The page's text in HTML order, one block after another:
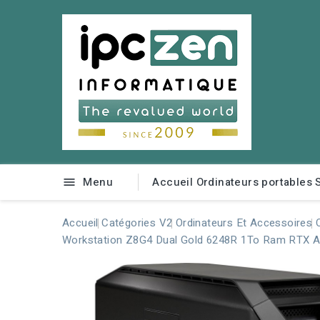
 Menu Accueil Ordinateurs portables
Accueil Catégories V2 Ordinateurs Et Accessoires
Workstation Z8G4 Dual Gold 6248R 1To Ram RTX